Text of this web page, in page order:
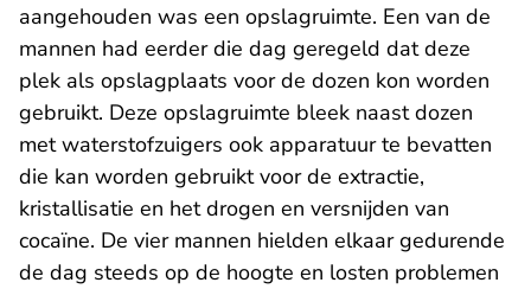
aangehouden was een opslagruimte. Een van de
mannen had eerder die dag geregeld dat deze
plek als opslagplaats voor de dozen kon worden
gebruikt. Deze opslagruimte bleek naast dozen
met waterstofzuigers ook apparatuur te bevatten
die kan worden gebruikt voor de extractie,
kristallisatie en het drogen en versnijden van
cocaïne. De vier mannen hielden elkaar gedurende
de dag steeds op de hoogte en losten problemen